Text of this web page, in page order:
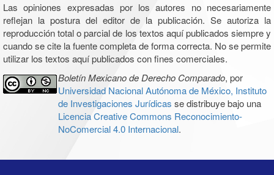
Las opiniones expresadas por los autores no necesariamente
reflejan la postura del editor de la publicación. Se autoriza la
reproducción total o parcial de los textos aquí publicados siempre y
cuando se cite la fuente completa de forma correcta. No se permite
utilizar los textos aquí publicados con fines comerciales.
Boletín Mexicano de Derecho Comparado, por
Universidad Nacional Autónoma de México, Instituto
de Investigaciones Jurídicas se distribuye bajo una
Licencia Creative Commons Reconocimiento-
NoComercial 4.0 Internacional.